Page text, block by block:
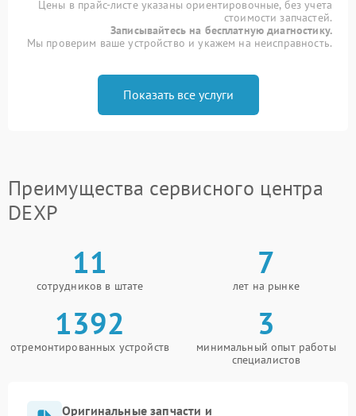
Цены в прайс-листе указаны ориентировочные, без учета
стоимости запчастей.
Записывайтесь на бесплатную диагностику.
Мы проверим ваше устройство и укажем на неисправность.
Показать все услуги
Преимущества сервисного центра
DEXP
11
сотрудников в штате
7
лет на рынке
1392
отремонтированных устройств
3
минимальный опыт работы
специалистов
Оригинальные запчасти и